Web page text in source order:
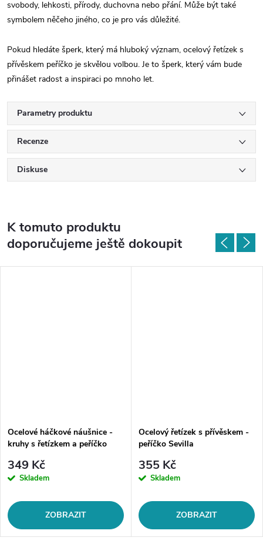
svobody, lehkosti, přírody, duchovna nebo přání. Může být také
symbolem něčeho jiného, co je pro vás důležité.
Pokud hledáte šperk, který má hluboký význam, ocelový řetízek s
přívěskem peříčko je skvělou volbou. Je to šperk, který vám bude
přinášet radost a inspiraci po mnoho let.
Parametry produktu
Recenze
Diskuse
K tomuto produktu
doporučujeme ještě dokoupit
Ocelové háčkové náušnice -
kruhy s řetízkem a peříčko
349 Kč
Skladem
ZOBRAZIT
Ocelový řetízek s přívěskem -
peříčko Sevilla
355 Kč
Skladem
ZOBRAZIT